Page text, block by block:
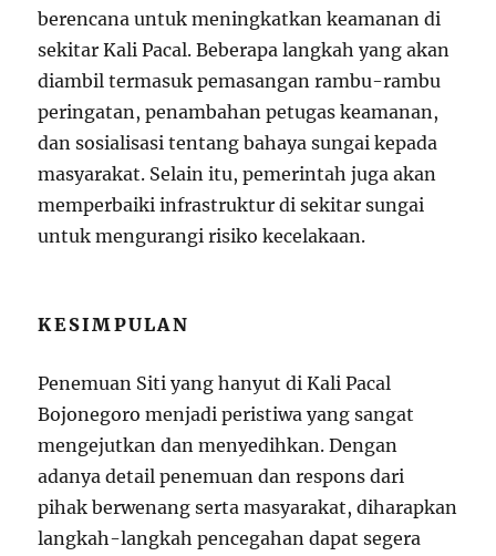
berencana untuk meningkatkan keamanan di
sekitar Kali Pacal. Beberapa langkah yang akan
diambil termasuk pemasangan rambu-rambu
peringatan, penambahan petugas keamanan,
dan sosialisasi tentang bahaya sungai kepada
masyarakat. Selain itu, pemerintah juga akan
memperbaiki infrastruktur di sekitar sungai
untuk mengurangi risiko kecelakaan.
KESIMPULAN
Penemuan Siti yang hanyut di Kali Pacal
Bojonegoro menjadi peristiwa yang sangat
mengejutkan dan menyedihkan. Dengan
adanya detail penemuan dan respons dari
pihak berwenang serta masyarakat, diharapkan
langkah-langkah pencegahan dapat segera